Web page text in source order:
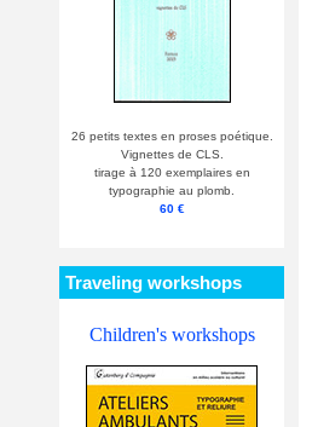
26 petits textes en proses poétique.
Vignettes de CLS.
tirage à 120 exemplaires en
typographie au plomb.
60 €
Traveling workshops
Children's workshops